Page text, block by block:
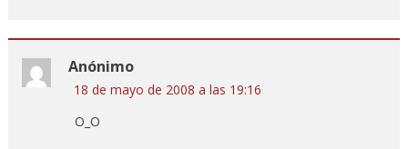
Anónimo
18 de mayo de 2008 a las 19:16
O_O